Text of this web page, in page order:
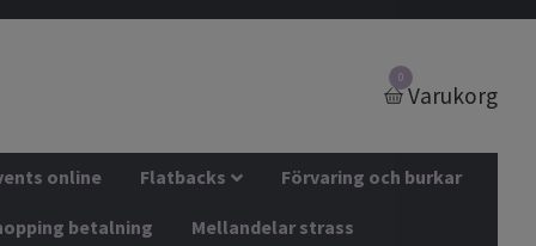
0
Varukorg
online Flatbacks Förvaring och burkar
betalning Mellandelar strass